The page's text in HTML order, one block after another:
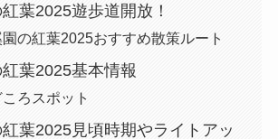
葉2025遊歩道開放！
園の紅葉2025おすすめ散策ルート
葉2025基本情報
ころスポット
葉2025見頃時期やライトアッ